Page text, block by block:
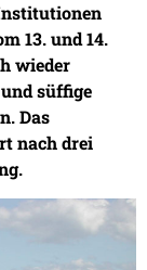
13. und 14.
wieder
süffige
Das
nach drei